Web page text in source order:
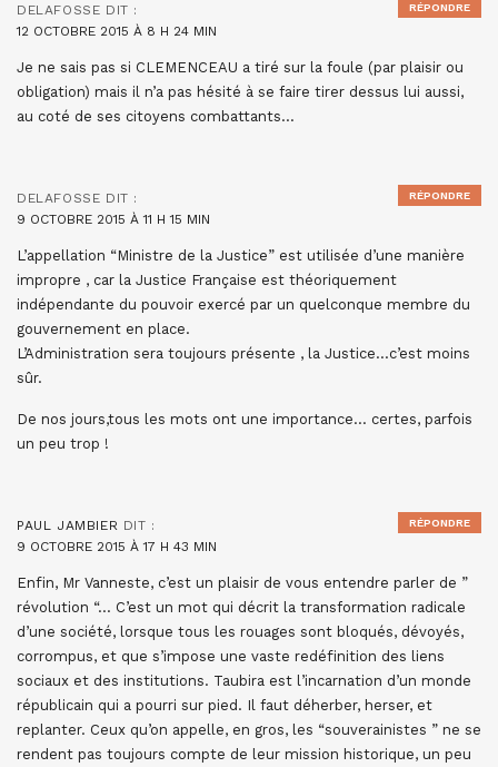
DELAFOSSE DIT :
12 OCTOBRE 2015 À 8 H 24 MIN
Je ne sais pas si CLEMENCEAU a tiré sur la foule (par plaisir ou
obligation) mais il n’a pas hésité à se faire tirer dessus lui aussi,
au coté de ses citoyens combattants…
RÉPONDRE
DELAFOSSE DIT :
9 OCTOBRE 2015 À 11 H 15 MIN
L’appellation “Ministre de la Justice” est utilisée d’une manière
impropre , car la Justice Française est théoriquement
indépendante du pouvoir exercé par un quelconque membre du
gouvernement en place.
L’Administration sera toujours présente , la Justice…c’est moins
sûr.
De nos jours,tous les mots ont une importance… certes, parfois
un peu trop !
RÉPONDRE
PAUL JAMBIER DIT :
9 OCTOBRE 2015 À 17 H 43 MIN
Enfin, Mr Vanneste, c’est un plaisir de vous entendre parler de ”
révolution “… C’est un mot qui décrit la transformation radicale
d’une société, lorsque tous les rouages sont bloqués, dévoyés,
corrompus, et que s’impose une vaste redéfinition des liens
sociaux et des institutions. Taubira est l’incarnation d’un monde
républicain qui a pourri sur pied. Il faut déherber, herser, et
replanter. Ceux qu’on appelle, en gros, les “souverainistes ” ne se
rendent pas toujours compte de leur mission historique, un peu
RÉPONDRE